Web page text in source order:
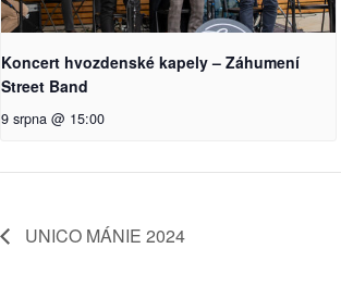
Koncert hvozdenské kapely – Záhumení
Street Band
9 srpna @ 15:00
UNICO MÁNIE 2024